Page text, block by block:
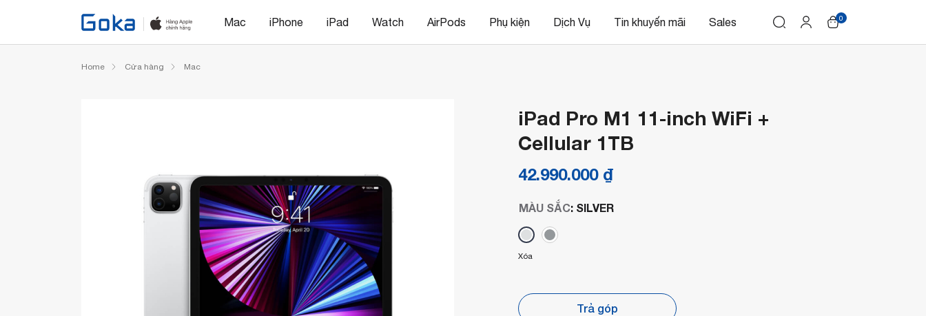
Mac iPhone iPad Watch AirPods Phụ kiện Dịch Vụ Tin khuyến mãi Sales 0
Home Cửa hàng Mac
iPad Pro M1 11-inch WiFi +
Cellular 1TB
42.990.000 ₫
MÀU SẮC: SILVER
Xóa
Trả góp